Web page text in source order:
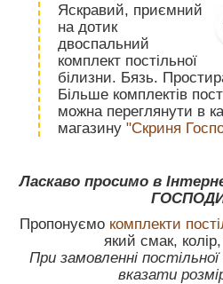
Яскравий, приємний
на дотик
двоспальний
комплект постільної
білизни. Бязь.
Більше комплектів
можна переглянути в
магазину "Скриня
Ласкаво просимо в
Пропонуємо комплекти
який смак,
При замовленні
вказати